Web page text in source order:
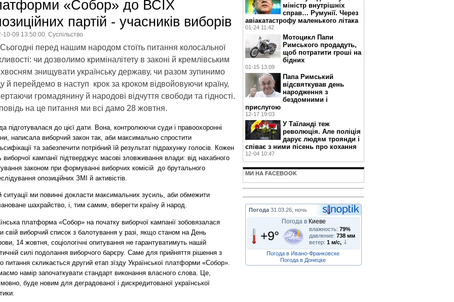
«Собор» до ВСІХ
партій - учасників виборів
10-09 13:50:00. Суспільство
Сьогодні перед нашим народом стоїть питання колосальної
чи дозволимо криміналітету в законі й кремлівським
знищувати українську державу, чи разом зупинимо
й перейдемо в наступ  крок за кроком відвойовуючи країну,
громадянину й народові відчуття свободи та гідності.
на це питання ми всі дамо 28 жовтня.
підготувалася до цієї дати. Вона, контролюючи суди і правоохоронні
написала виборчий закон так, аби максимально спростити
та забезпечити потрібний їй результат підрахунку голосів. Кожен
виборчої кампанії підтверджує масові зловживання влади: від нахабного
законом при формуванні виборчих комісій  до брутального
опозиційних ЗМІ й активістів.
ситуації ми повинні докласти максимальних зусиль, аби обмежити
шахрайство, і, тим самим, вберегти країну й народ.
платформа «Собор» на початку виборчої кампанії зобовязалася
свій виборчий список з балотування у разі, якщо станом на День
14 жовтня, соціологічні опитування не гарантуватимуть нашій
силі подолання виборчого барєру. Саме для прийняття рішення з
питання скликається другий етап зїзду Української платформи «Собор».
намір започаткувати стандарт виконання власного слова. Це,
буде новим для деградованої і дискредитованої української
міністр внутрішніх
справ… Румунії. Через
авіакатастрофу маленького літака
01-24 11:42
Мотоцикл Папи
Римського продадуть,
щоб потратити гроші на
бідних
01-15 13:09
Папа Римський
відсвяткував день
народження з
бездомними і
прислугою
12-17 19:03
У Таїланді теж
революція. Але поліція
дарує людям троянди і
співає з ними пісень про кохання
12-04 10:47
МИ НА FACEBOOK
Погода 31.03.26, ночь
Погода в Киеве
+9° влажность: 79%
давление: 738 мм
ветер: 1 м/с,
Погода в Ивано-Франковске
Погода в Донецке